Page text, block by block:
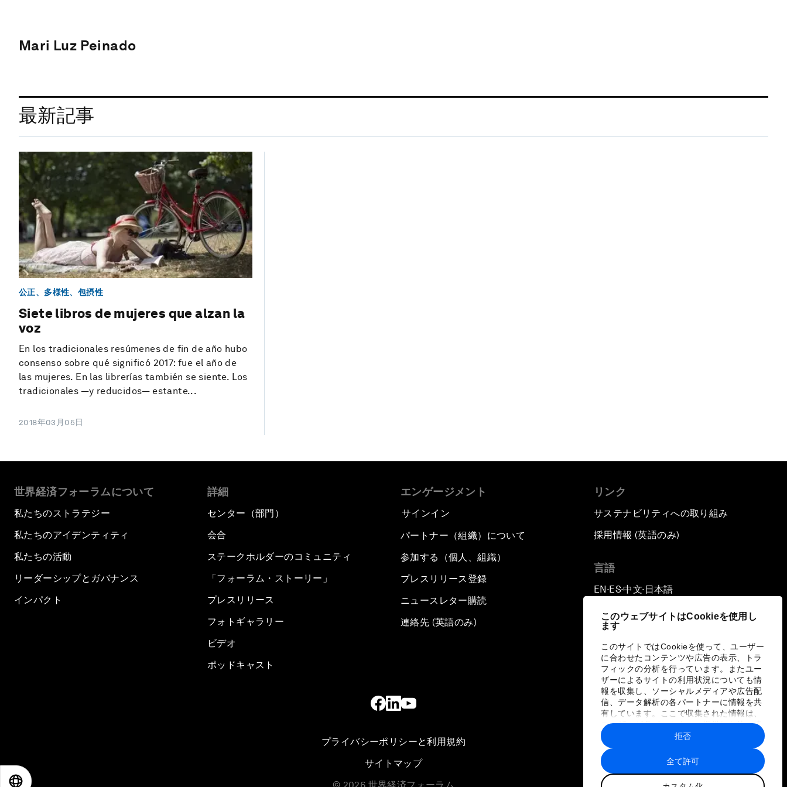
このウェブサイトはCookieを使用し
ます
このサイトではCookieを使って、ユーザー
に合わせたコンテンツや広告の表示、トラ
フィックの分析を行っています。またユー
ザーによるサイトの利用状況についても情
報を収集し、ソーシャルメディアや広告配
信、データ解析の各パートナーに情報を共
有しています。ここで収集された情報は、
ユーザーが各パートナーに提供した他の情
報や各パートナーのサービスを使用した際
に収集された情報と組み合わされ、各パー
トナーによって使用されることがありま
す。
全て許可
拒否
Mari Luz Peinado
最新記事
公正、多様性、包摂性
Siete libros de mujeres que alzan la
voz
En los tradicionales resúmenes de fin de año hubo
consenso sobre qué significó 2017: fue el año de
las mujeres. En las librerías también se siente. Los
tradicionales —y reducidos— estante...
2018年03月05日
世界経済フォーラムについて
私たちのストラテジー
私たちのアイデンティティ
私たちの活動
リーダーシップとガバナンス
インパクト
詳細
センター（部門）
会合
ステークホルダーのコミュニティ
「フォーラム・ストーリー」
プレスリリース
フォトギャラリー
ビデオ
ポッドキャスト
エンゲージメント
サインイン
パートナー（組織）について
参加する（個人、組織）
プレスリリース登録
ニュースレター購読
連絡先 (英語のみ)
リンク
サステナビリティへの取り組み
採用情報 (英語のみ)
言語
EN ▪ ES▪中文▪ 日本語
プライバシーポリシーと利用規約
サイトマップ